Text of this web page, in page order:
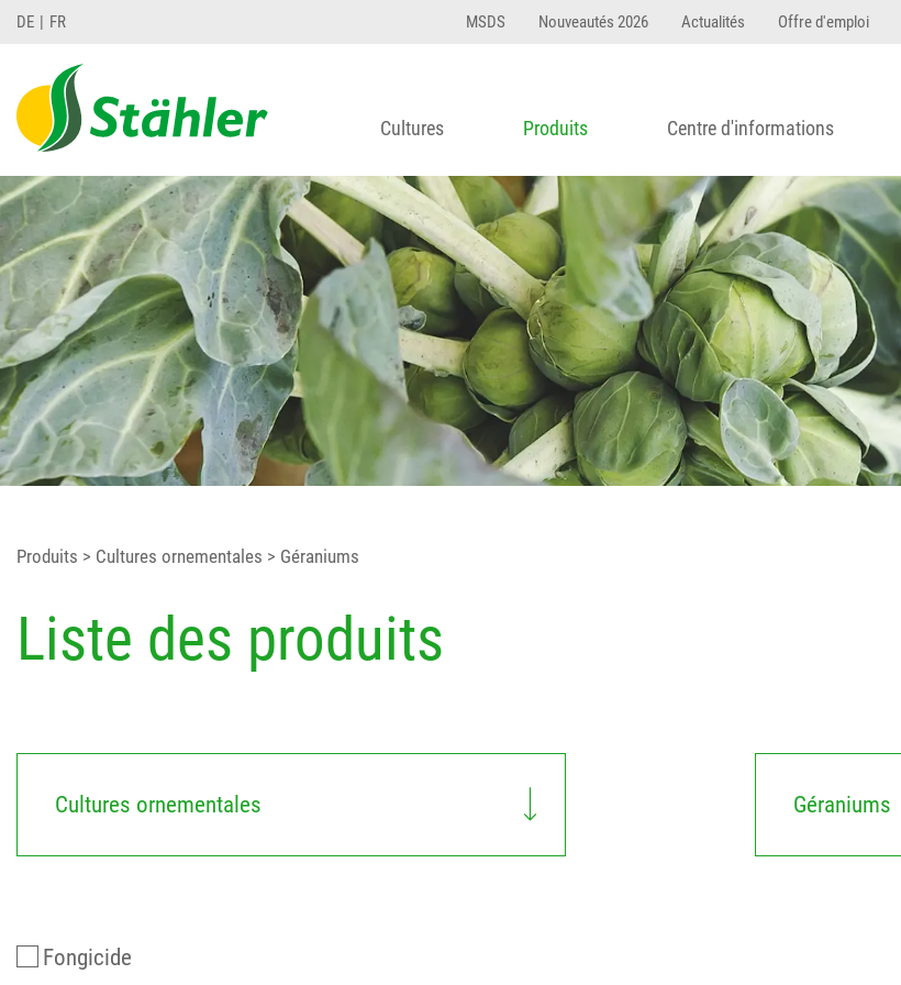
DE FR MSDS Nouveautés 2026 Actualités Offre d'emploi
Cultures Produits Centre d'informations
Produits > Cultures ornementales > Géraniums
Liste des produits
Cultures ornementales Géraniums
Fongicide